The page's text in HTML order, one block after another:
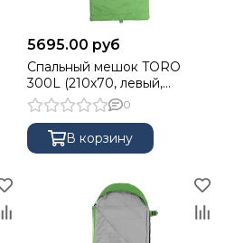
5695.00 руб
Спальный мешок TORO
300L (210х70, левый,
стратекс, салатовый) (T-HS-
SB-T-300L) Helios
0
В корзину